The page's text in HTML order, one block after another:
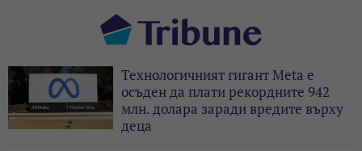
Технологичният гигант Meta е
осъден да плати рекордните 942
млн. долара заради вредите върху
деца